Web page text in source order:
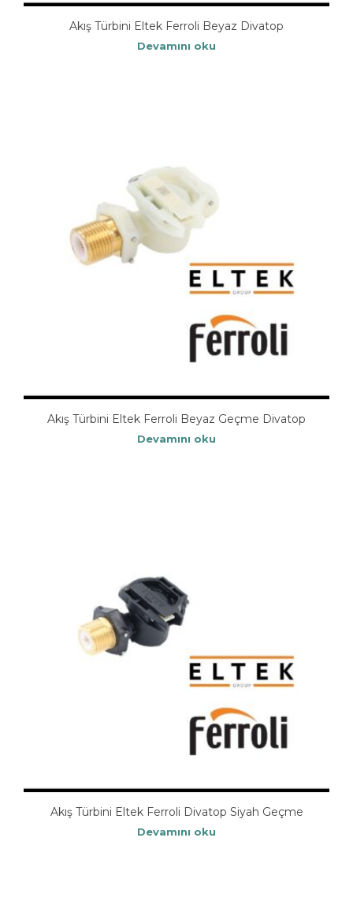
Akış Türbini Eltek Ferroli Beyaz Divatop
Devamını oku
Akış Türbini Eltek Ferroli Beyaz Geçme Divatop
Devamını oku
Akış Türbini Eltek Ferroli Divatop Siyah Geçme
Devamını oku